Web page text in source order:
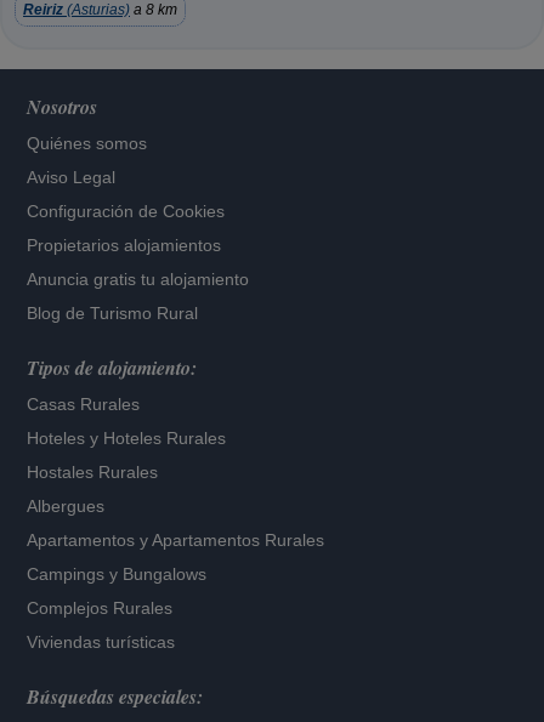
Reiriz (Asturias) a 8 km
Nosotros
Quiénes somos
Aviso Legal
Configuración de Cookies
Propietarios alojamientos
Anuncia gratis tu alojamiento
Blog de Turismo Rural
Tipos de alojamiento:
Casas Rurales
Hoteles y Hoteles Rurales
Hostales Rurales
Albergues
Apartamentos yApartamentos Rurales
Campings y Bungalows
Complejos Rurales
Viviendas turísticas
Búsquedas especiales: